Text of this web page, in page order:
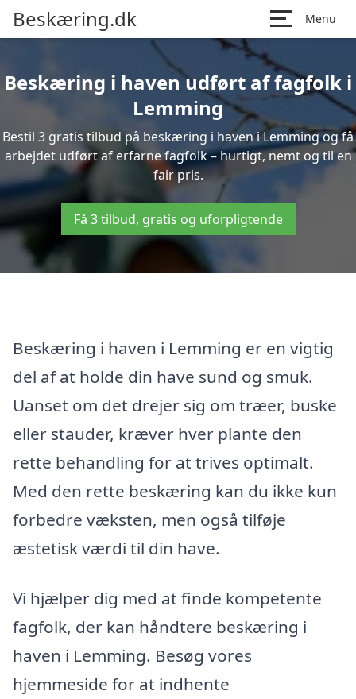
Beskæring.dk Menu
Beskæring i haven udført af fagfolk i
Lemming
Bestil 3 gratis tilbud på beskæring i haven i Lemming og få
arbejdet udført af erfarne fagfolk – hurtigt, nemt og til en
fair pris.
Få 3 tilbud, gratis og uforpligtende
Beskæring i haven i Lemming er en vigtig
del af at holde din have sund og smuk.
Uanset om det drejer sig om træer, buske
eller stauder, kræver hver plante den
rette behandling for at trives optimalt.
Med den rette beskæring kan du ikke kun
forbedre væksten, men også tilføje
æstetisk værdi til din have.
Vi hjælper dig med at finde kompetente
fagfolk, der kan håndtere beskæring i
haven i Lemming. Besøg vores
hjemmeside for at indhente